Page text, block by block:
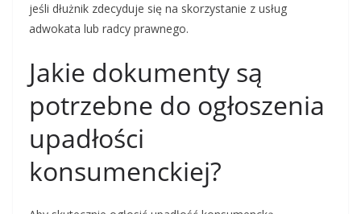
jeśli dłużnik zdecyduje się na skorzystanie z usług
adwokata lub radcy prawnego.
Jakie dokumenty są
potrzebne do ogłoszenia
upadłości
konsumenckiej?